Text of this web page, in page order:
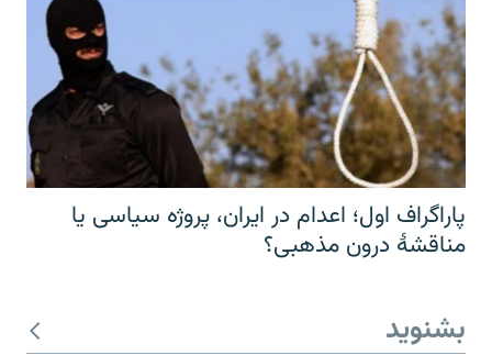
پاراگراف اول؛ اعدام در ایران، پروژه سیاسی یا
مناقشهٔ درون مذهبی؟
بشنوید